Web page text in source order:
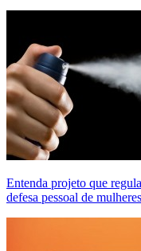
Entenda projeto que
defesa pessoal de mulheres